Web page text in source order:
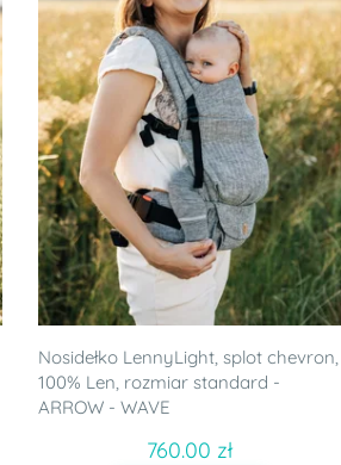
Nosidełko LennyLight, splot chevron,
100% Len, rozmiar standard -
ARROW - WAVE
760.00 zł